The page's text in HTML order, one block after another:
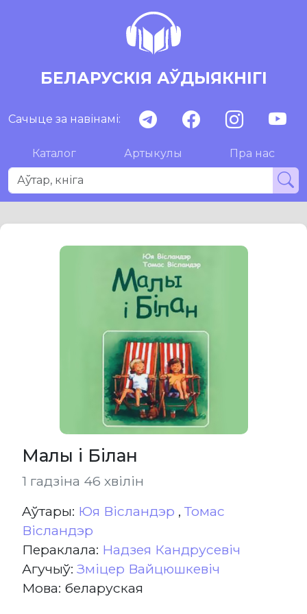
БЕЛАРУСКІЯ АЎДЫЯКНІГІ
Сачыце за навінамі:
Каталог Артыкулы Пра нас
Малы і Білан
1 гадзіна 46 хвілін
Aўтары: Юя Вісландэр , Томас
Вісландэр
Пераклала: Надзея Кандрусевіч
Агучыў: Зміцер Вайцюшкевіч
Мова: беларуская